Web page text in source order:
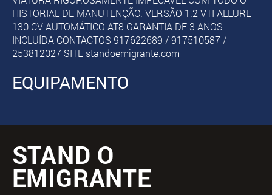
HISTORIAL DE MANUTENÇÃO. VERSÃO 1.2 VTI ALLURE
130 CV AUTOMÁTICO AT8 GARANTIA DE 3 ANOS
INCLUÍDA CONTACTOS 917622689 / 917510587 /
253812027 SITE standoemigrante.com
EQUIPAMENTO
STAND O
EMIGRANTE